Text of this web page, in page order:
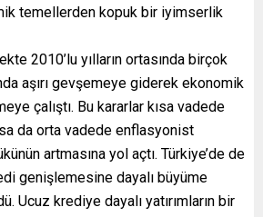
temellerden kopuk bir iyimserlik
2010’lu yılların ortasında birçok
aşırı gevşemeye giderek ekonomik
çalıştı. Bu kararlar kısa vadede
da orta vadede enflasyonist
artmasına yol açtı. Türkiye’de de
genişlemesine dayalı büyüme
Ucuz krediye dayalı yatırımların bir